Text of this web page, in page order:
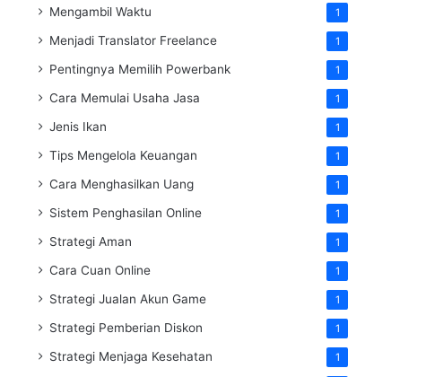
Mengambil Waktu 1
Menjadi Translator Freelance 1
Pentingnya Memilih Powerbank 1
Cara Memulai Usaha Jasa 1
Jenis Ikan 1
Tips Mengelola Keuangan 1
Cara Menghasilkan Uang 1
Sistem Penghasilan Online 1
Strategi Aman 1
Cara Cuan Online 1
Strategi Jualan Akun Game 1
Strategi Pemberian Diskon 1
Strategi Menjaga Kesehatan 1